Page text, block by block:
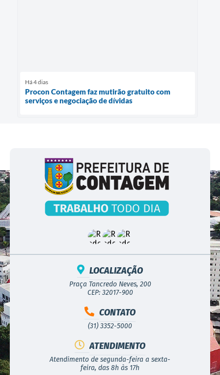
Há 4 dias
Procon Contagem faz mutirão gratuito com
serviços e negociação de dívidas
LOCALIZAÇÃO
Praça Tancredo Neves, 200
CEP: 32017-900
CONTATO
(31) 3352-5000
ATENDIMENTO
Atendimento de segunda-feira a sexta-
feira, das 8h às 17h